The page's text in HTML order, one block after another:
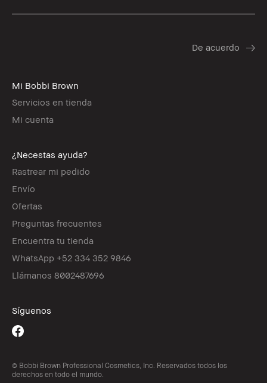
Mi Bobbi Brown
Servicios en tienda
Mi cuenta
¿Necestas ayuda?
Rastrear mi pedido
Envío
Ofertas
Preguntas frecuentes
Encuentra tu tienda
WhatsApp +52 334 352 9846
Llámanos 8002487696
Síguenos
© Bobbi Brown Professional Cosmetics, Inc. Reservados todos los
derechos en todo el mundo.